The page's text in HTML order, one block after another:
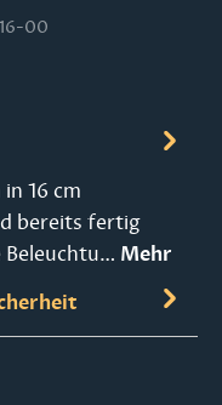
00
16 cm
bereits fertig
Mehr